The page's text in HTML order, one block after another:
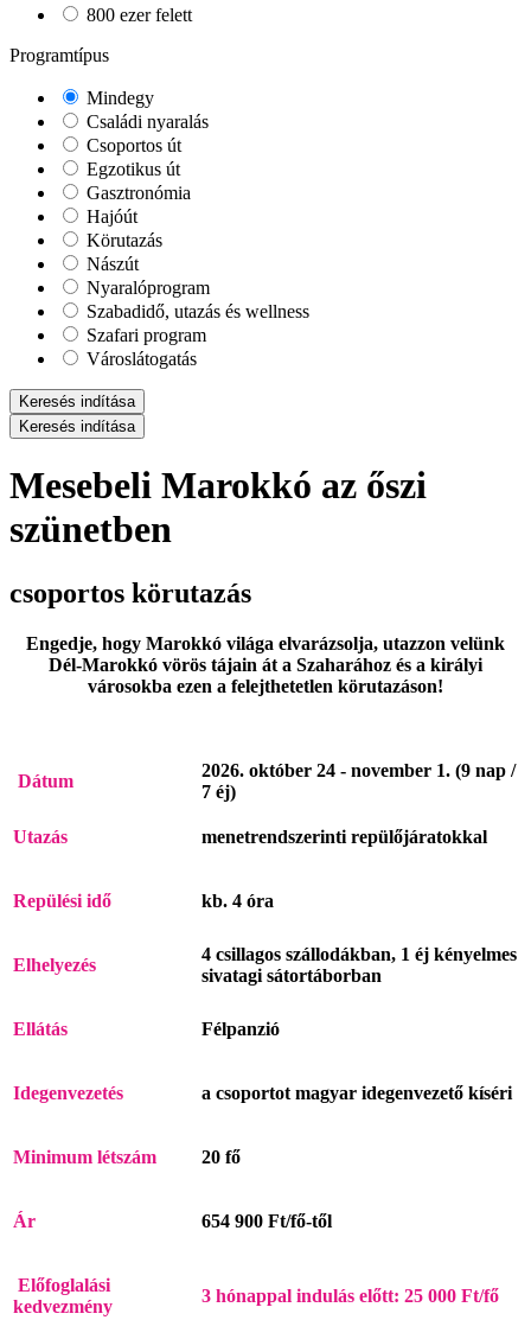
800 ezer felett
Programtípus
Mindegy
Családi nyaralás
Csoportos út
Egzotikus út
Gasztronómia
Hajóút
Körutazás
Nászút
Nyaralóprogram
Szabadidő, utazás és wellness
Szafari program
Városlátogatás
Keresés indítása
Keresés indítása
Mesebeli Marokkó az őszi
szünetben
csoportos körutazás
Engedje, hogy Marokkó világa elvarázsolja, utazzon velünk
Dél-Marokkó vörös tájain át a Szaharához és a királyi
városokba ezen a felejthetetlen körutazáson!
Dátum
2026. október 24 - november 1. (9 nap /
7 éj)
Utazás menetrendszerinti repülőjáratokkal
Repülési idő kb. 4 óra
Elhelyezés
4 csillagos szállodákban, 1 éj kényelmes
sivatagi sátortáborban
Ellátás Félpanzió
Idegenvezetés a csoportot magyar idegenvezető kíséri
Minimum létszám 20 fő
Ár 654 900 Ft/fő-től
Előfoglalási
kedvezmény
3 hónappal indulás előtt: 25 000 Ft/fő